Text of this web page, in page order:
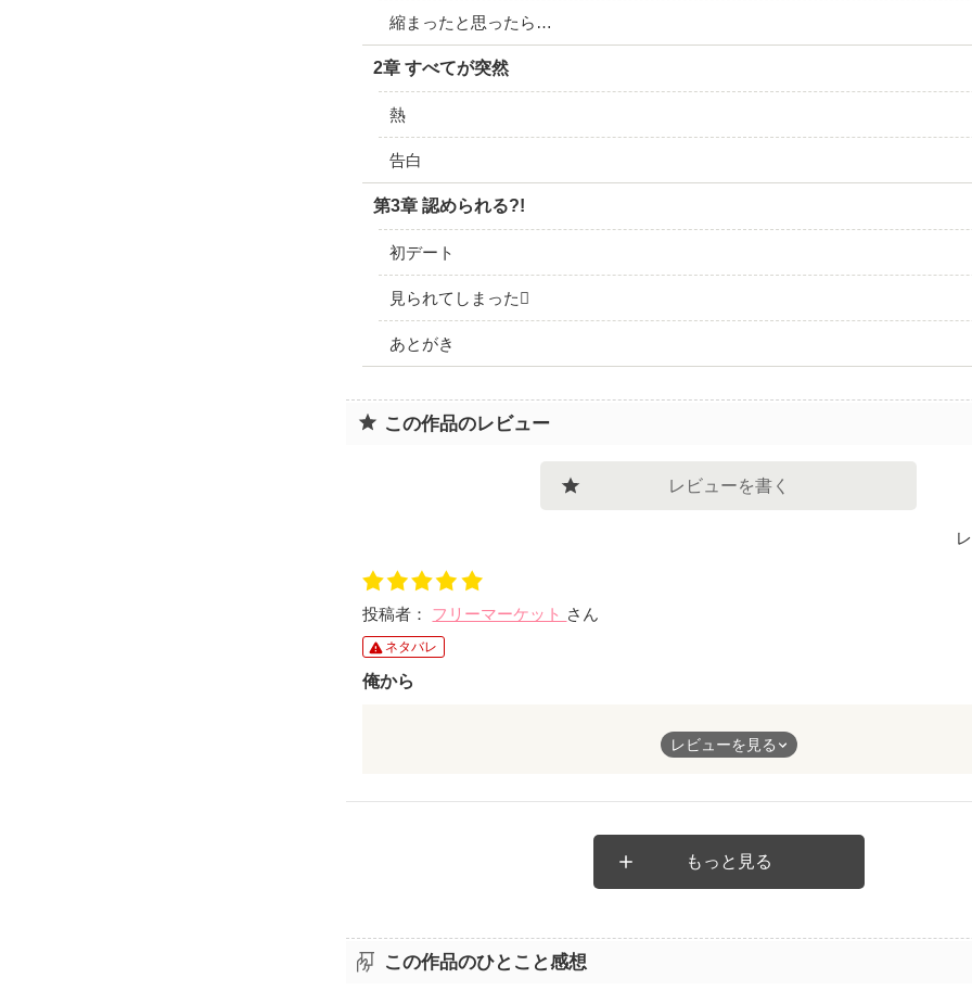
縮まったと思ったら…
2章 すべてが突然
熱
告白
第3章 認められる?!
初デート
見られてしまった
あとがき
この作品のレビュー
レビューを書く
投稿者： フリーマーケット さん
ネタバレ
俺から
レビューを見る
もっと見る
この作品のひとこと感想